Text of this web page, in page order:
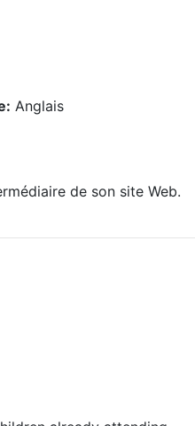
Anglais
de son site Web.